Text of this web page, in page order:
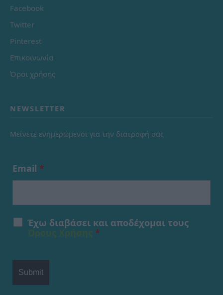
Facebook
Twitter
Pinterest
Επικοινωνία
Όροι χρήσης
NEWSLETTER
Μείνετε ενημερώμενοι για την διατροφή σας
Email *
Έχω διαβάσει και αποδέχομαι τους
*